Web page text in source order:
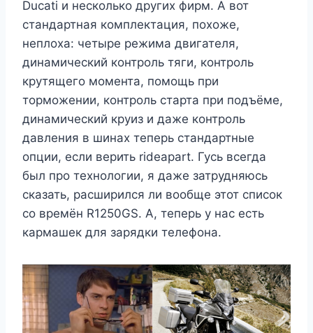
Ducati и несколько других фирм. А вот
стандартная комплектация, похоже,
неплоха: четыре режима двигателя,
динамический контроль тяги, контроль
крутящего момента, помощь при
торможении, контроль старта при подъёме,
динамический круиз и даже контроль
давления в шинах теперь стандартные
опции, если верить rideapart. Гусь всегда
был про технологии, я даже затрудняюсь
сказать, расширился ли вообще этот список
со времён R1250GS. А, теперь у нас есть
кармашек для зарядки телефона.